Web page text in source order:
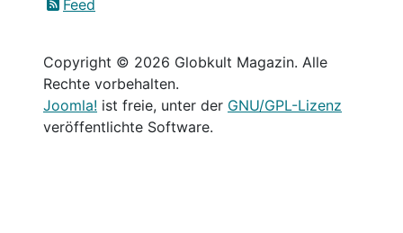
Feed
Copyright © 2026 Globkult Magazin. Alle
Rechte vorbehalten.
Joomla! ist freie, unter der GNU/GPL-Lizenz
veröffentlichte Software.